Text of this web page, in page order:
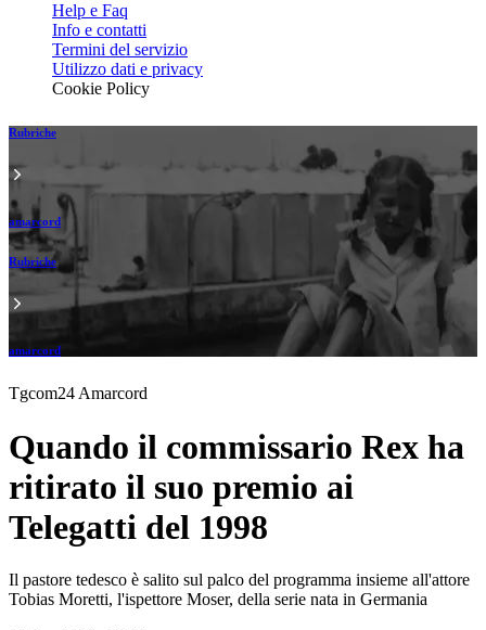
Help e Faq
Info e contatti
Termini del servizio
Utilizzo dati e privacy
Cookie Policy
Rubriche
amarcord
Rubriche
amarcord
Tgcom24 Amarcord
Quando il commissario Rex ha
ritirato il suo premio ai
Telegatti del 1998
Il pastore tedesco è salito sul palco del programma insieme all'attore
Tobias Moretti, l'ispettore Moser, della serie nata in Germania